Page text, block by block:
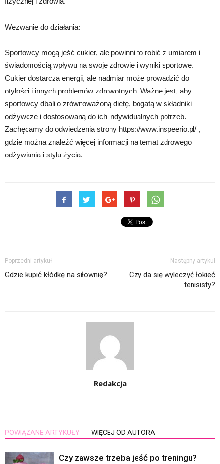
Wezwanie do działania:
Sportowcy mogą jeść cukier, ale powinni to robić z umiarem i
świadomością wpływu na swoje zdrowie i wyniki sportowe.
Cukier dostarcza energii, ale nadmiar może prowadzić do
otyłości i innych problemów zdrowotnych. Ważne jest, aby
sportowcy dbali o zrównoważoną dietę, bogatą w składniki
odżywcze i dostosowaną do ich indywidualnych potrzeb.
Zachęcamy do odwiedzenia strony https://www.inspeerio.pl/ ,
gdzie można znaleźć więcej informacji na temat zdrowego
odżywiania i stylu życia.
Poprzedni artykuł
Gdzie kupić kłódkę na siłownię?
Następny artykuł
Czy da się wyleczyć łokieć
tenisisty?
Redakcja
POWIĄZANE ARTYKUŁY WIĘCEJ OD AUTORA
Czy zawsze trzeba jeść po treningu?